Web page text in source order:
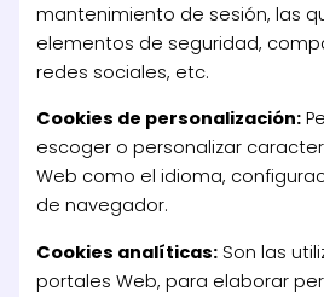
mantenimiento de sesión, las
elementos de seguridad,
redes sociales, etc.
Cookies de personalización:
escoger o personalizar
Web como el idioma,
de navegador.
Cookies analíticas: Son las
portales Web, para elaborar